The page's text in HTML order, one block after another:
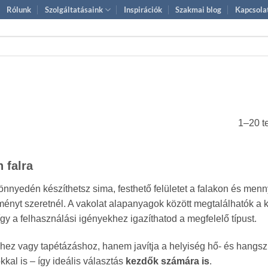
Rólunk Szolgáltatásaink Inspirációk Szakmai blog
1–20
falra
készíthetsz sima, festhető felületet a falakon és
szeretnél. A vakolat alapanyagok között megtalálhatók a
a felhasználási igényekhez igazíthatod a megfelelő típust.
vagy tapétázáshoz, hanem javítja a helyiség hő‑ és
is – így ideális választás kezdők számára is.